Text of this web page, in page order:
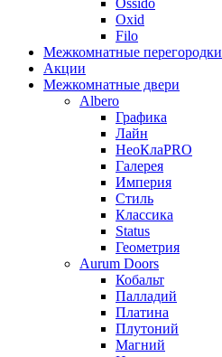
Ossido
Oxid
Filo
Межкомнатные перегородки
Акции
Межкомнатные двери
Albero
Графика
Лайн
НеоКлаPRO
Галерея
Империя
Стиль
Классика
Status
Геометрия
Aurum Doors
Кобальт
Палладий
Платина
Плутоний
Магний